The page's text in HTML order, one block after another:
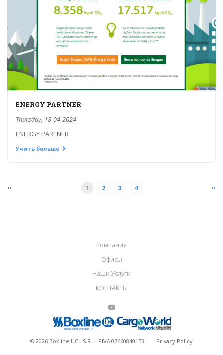
ENERGY PARTNER
Thursday, 18-04-2024
ENERGY PARTNER
Учить больше
‹‹ 1 2 3 4 ››
Компания
Офисы
Наши Услуги
КОНТАКТЫ
©2026 Boxline UCL S.R.L. PIVA 07660840153 Privacy Policy